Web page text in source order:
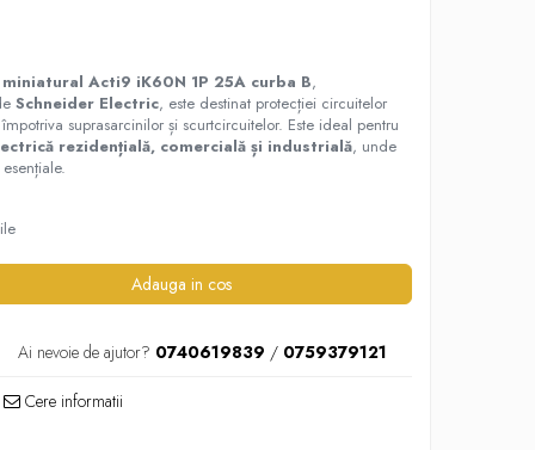
Acti9 iK60N 1P 25A curba B,
Schneider Electric, este destinat protecției circuitelor
suprasarcinilor și scurtcircuitelor. Este ideal pentru
rezidențială, comercială și industrială, unde
Adauga in cos
Ai nevoie de ajutor? 0740619839 / 0759379121
Cere informatii